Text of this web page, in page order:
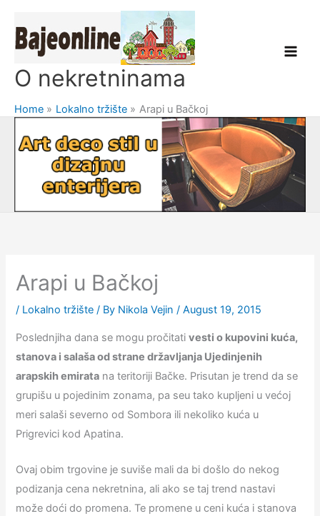
content
O nekretninama
Home Lokalno tržište Arapi u Bačkoj
Arapi u Bačkoj
/ Lokalno tržište / By Nikola Vejin/August 19, 2015
Poslednjiha dana se mogu pročitativesti o kupovini kuća,
stanova i salaša od strane državljanja Ujedinjenih
arapskih emirata na teritoriji Bačke. Prisutan je trend da se
grupišu u pojedinim zonama, pa seu tako kupljeni u većoj
meri salaši severno od Sombora ili nekoliko kuća u
Prigrevici kod Apatina.
Ovaj obim trgovine je suviše mali da bi došlo do nekog
podizanja cena nekretnina, ali ako se taj trend nastavi
može doći do promena. Te promene u ceni kuća i stanova